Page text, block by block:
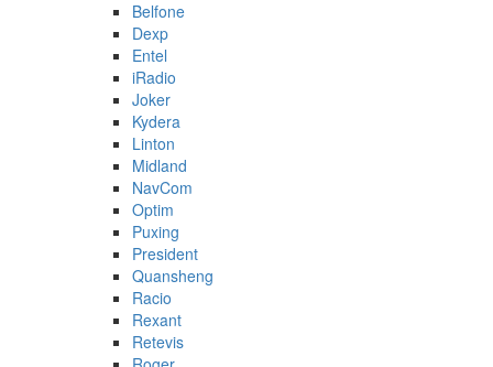
Belfone
Dexp
Entel
iRadio
Joker
Kydera
Linton
Midland
NavCom
Optim
Puxing
President
Quansheng
Racio
Rexant
Retevis